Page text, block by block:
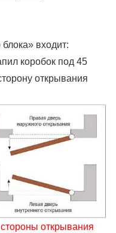
входит:
коробок под 45
открывания
открывания